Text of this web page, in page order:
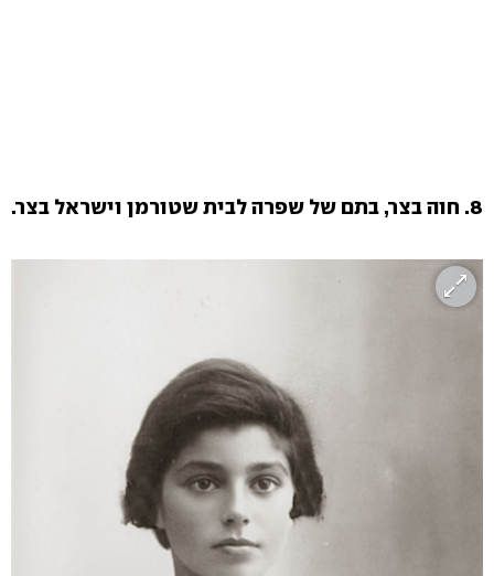
8. חוה בצר, בתם של שפרה לבית שטורמן וישראל בצר.